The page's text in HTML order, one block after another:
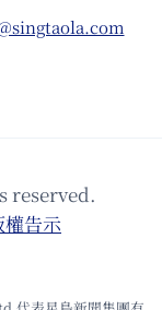
reserved.
權告⽰